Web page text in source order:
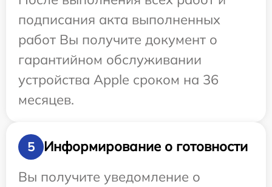
подписания акта выполненных
работ Вы получите документ о
гарантийном обслуживании
устройства Apple сроком на 36
месяцев.
5
Информирование о готовности
Вы получите уведомление о